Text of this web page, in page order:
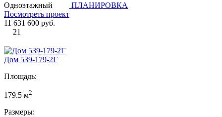
Одноэтажный
ПЛАНИРОВКА
Посмотреть проект
11 631 600 руб.
21
Дом 539-179-2Г
Площадь:
179.5 м2
Размеры: